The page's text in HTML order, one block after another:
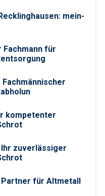
mein-
Fachmann für
kompetenter
zuverlässiger
für Altmetall